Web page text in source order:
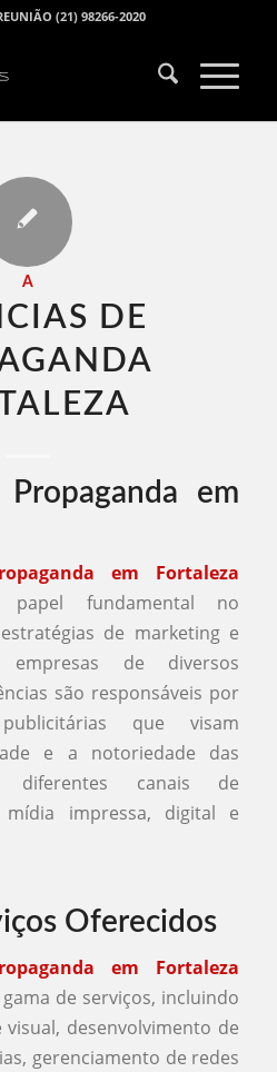
(21) 98266-2020
A
DE
em
em Fortaleza
papel fundamental no
de marketing e
empresas de diversos
são responsáveis por
que visam
e a notoriedade das
diferentes canais de
mídia impressa, digital e
Oferecidos
em Fortaleza
de serviços, incluindo
desenvolvimento de
gerenciamento de redes